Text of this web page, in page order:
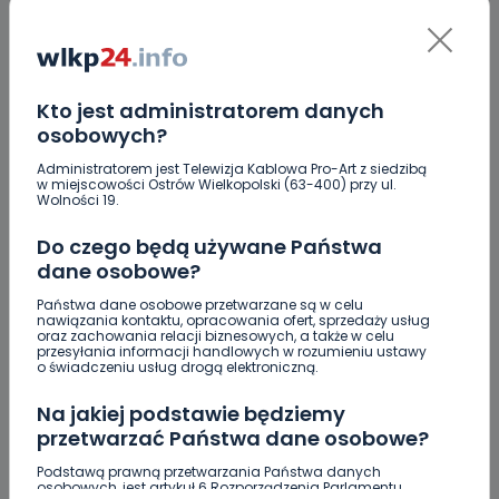
Kto jest administratorem danych
osobowych?
Administratorem jest Telewizja Kablowa Pro-Art z siedzibą
w miejscowości Ostrów Wielkopolski (63-400) przy ul.
Wolności 19.
Do czego będą używane Państwa
dane osobowe?
Państwa dane osobowe przetwarzane są w celu
nawiązania kontaktu, opracowania ofert, sprzedaży usług
oraz zachowania relacji biznesowych, a także w celu
przesyłania informacji handlowych w rozumieniu ustawy
o świadczeniu usług drogą elektroniczną.
Na jakiej podstawie będziemy
przetwarzać Państwa dane osobowe?
Podstawą prawną przetwarzania Państwa danych
osobowych, jest artykuł 6 Rozporządzenia Parlamentu
ZOBACZ TAKŻE